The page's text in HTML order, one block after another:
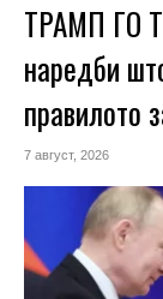
ТРАМП ГО
наредби
правилото
7 август, 2026